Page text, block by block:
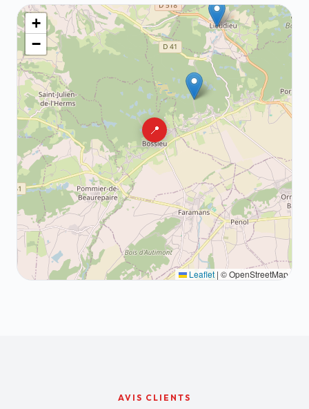
📍
+
−
Leaflet | © OpenStreetMap
AVIS CLIENTS